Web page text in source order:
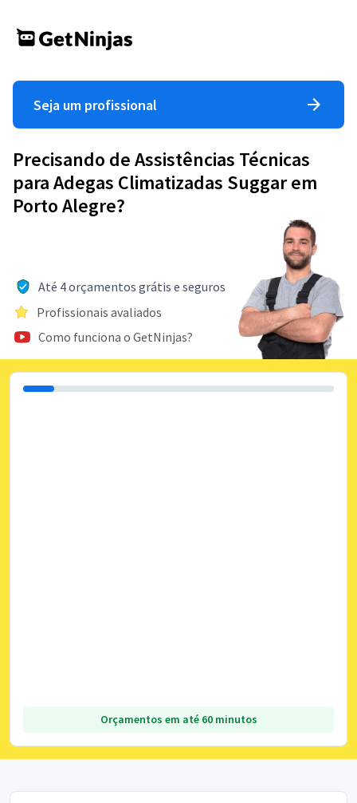
Seja um profissional
Precisando de Assistências Técnicas
para Adegas Climatizadas Suggar em
Porto Alegre?
Até 4 orçamentos grátis e seguros
Profissionais avaliados
Como funciona o GetNinjas?
Orçamentos em até 60 minutos